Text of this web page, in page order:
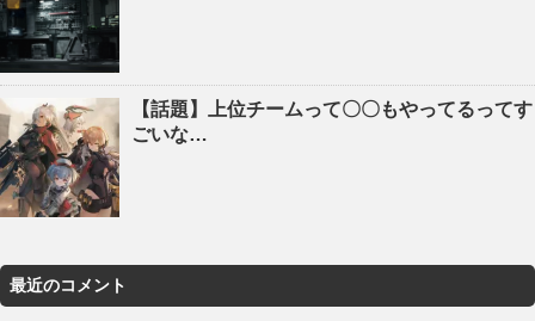
【話題】上位チームって〇〇もやってるってす
ごいな…
最近のコメント